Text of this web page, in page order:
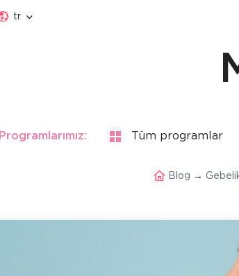
tr
Programlarımız: Tüm programlar
Blog →